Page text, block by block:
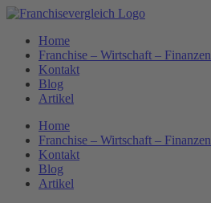
Zum
springenHome
Franchise – Wirtschaft – Finanzen
Kontakt
Blog
Artikel
Home
Franchise – Wirtschaft – Finanzen
Kontakt
Blog
Artikel